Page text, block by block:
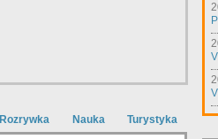
Rozrywka Nauka Turystyka